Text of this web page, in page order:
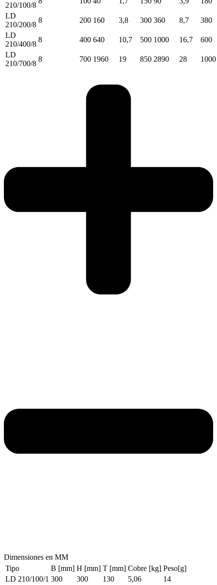
210/100/8
LD
210/200/8
8 200 160 3,8 300 360 8,7
380
LD
210/400/8
8 400 640 10,7 500 1000 16,7
600
LD
210/700/8
8 700 1960 19 850 2890 28 1000
Dimensiones en MM
Tipo
B [mm] H [mm] T [mm] Cobre [kg] Peso[g]
LD 210/100/1 300 300 130 5,06
14